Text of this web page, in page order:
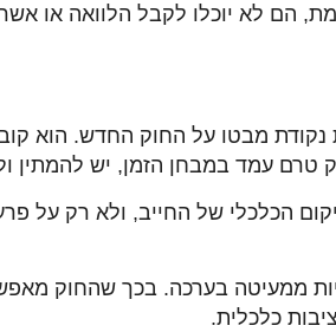
הם לא יוכלו לקבל הלוואה או
נקודת מבטו על החוק החדש. הוא
עמד במבחן הזמן, יש להמתין
הכלכלי של החייב, ולא רק על
ממעיטה בערכה. בכך שהחוק
כלכלית.